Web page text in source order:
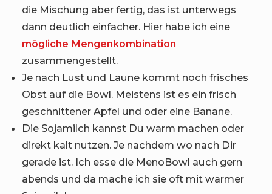
die Mischung aber fertig, das ist unterwegs
dann deutlich einfacher. Hier habe ich eine
mögliche Mengenkombination
zusammengestellt.
Je nach Lust und Laune kommt noch frisches
Obst auf die Bowl. Meistens ist es ein frisch
geschnittener Apfel und oder eine Banane.
Die Sojamilch kannst Du warm machen oder
direkt kalt nutzen. Je nachdem wo nach Dir
gerade ist. Ich esse die MenoBowl auch gern
abends und da mache ich sie oft mit warmer